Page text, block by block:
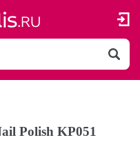
Polish KP051